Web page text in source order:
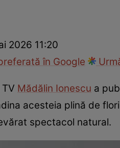
2026 11:20
în Google
Mădălin Ionescu a
acesteia plină de
spectacol natural.